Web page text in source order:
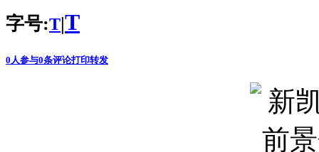
字号:T|T
0 人参与0条评论打印转发